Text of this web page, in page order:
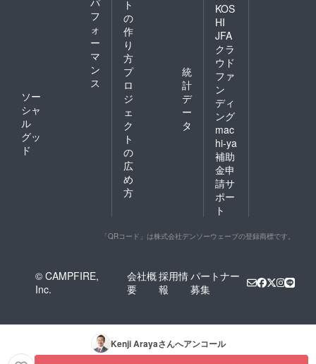
フ
ォ
ー
マ
ン
ス
ソー
シャ
ル
グッ
ド
ト
の
作
り
方
プ
ロ
ジ
ェ
ク
ト
の
広
め
方
統
計
デ
ー
タ
KOS
HI
JFA
クラ
ウド
ファ
ン
ディ
ング
mac
hi-ya
補助
金申
請サ
ポー
ト
「QRコード」は株式会社デンソーウェーブの登録商標です。
© CAMPFIRE,
Inc.
会社概
要
採用情
報
パートナー
募集
Kenji Arayaさんへアンコール